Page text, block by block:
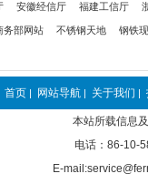
安徽经信厅 福建工信厅
务部网站 不锈钢天地 钢铁
首页 | 网站导航 | 关于我们 |
本站所载信息
电话：86-10-
E-